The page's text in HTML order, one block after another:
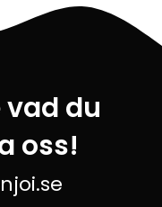
du
oss!